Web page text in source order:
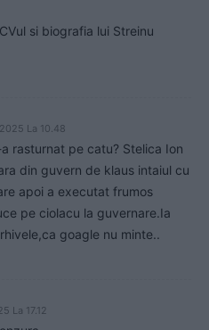
si biografia lui Streinu
La 10.48
a rasturnat pe catu? Stelica Ion
din guvern de klaus intaiul cu
apoi a executat frumos
pe ciolacu la guvernare.Ia
goagle nu minte..
La 17.12